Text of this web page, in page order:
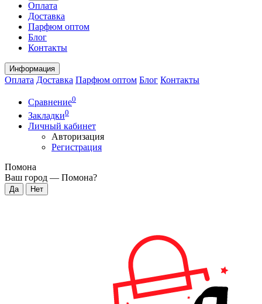
Оплата
Доставка
Парфюм оптом
Блог
Контакты
Информация
Оплата Доставка Парфюм оптом Блог Контакты
Сравнение0
Закладки0
Личный кабинет
Авторизация
Регистрация
Помона
Ваш город — Помона?